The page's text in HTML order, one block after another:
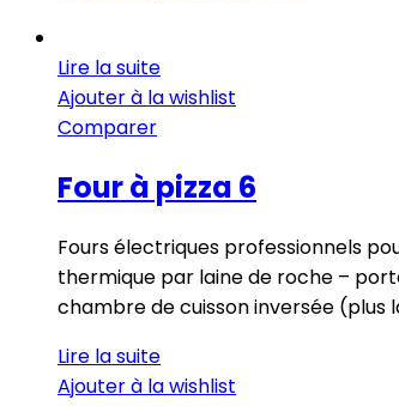
Lire la suite
Ajouter à la wishlist
Comparer
Four à pizza 6
Fours électriques professionnels
thermique par laine de roche –
chambre de cuisson inversée (plus
Lire la suite
Ajouter à la wishlist